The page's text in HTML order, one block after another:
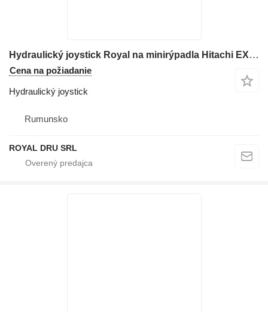
Hydraulický joystick Royal na minirýpadla Hitachi EX 35U
Cena na požiadanie
Hydraulický joystick
Rumunsko
ROYAL DRU SRL